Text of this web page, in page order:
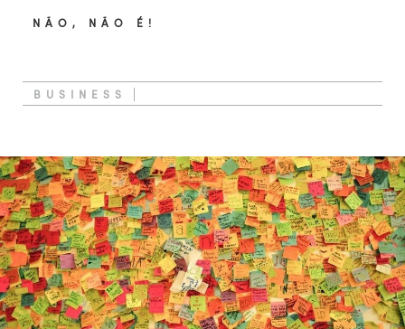
NÃO, NÃO É!
BUSINESS